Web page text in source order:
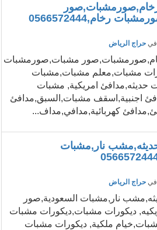
رخام,0566572444
حراج الرياض
مشبات,صورمشبات
مشبات,معلم مشبات,مشبات
حديثه,مدافئ امريكية, مشبات
اجنبية,اسقف مشبات,السبق,مدافئ
كهربائية,مدافي,مداف...
نار,مشبات
حراج الرياض
نار,مشبات السعودية,صور
ديكورات مشبات,ديكورات مشبات
ملكية, ديكورات مشبات